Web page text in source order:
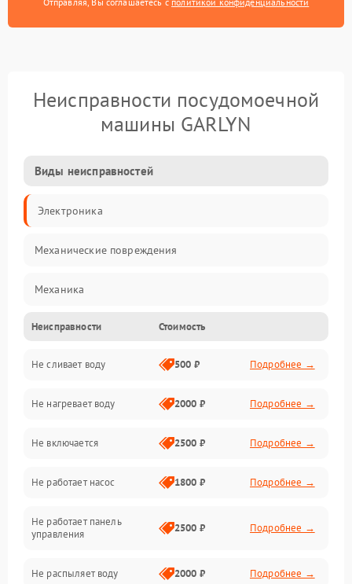
Неисправности посудомоечной
машины GARLYN
Виды неисправностей
Электроника
Механические повреждения
Механика
Управление
Электропитание
Датчики
Нагрев
Вода
Гигиена
Программное обеспечение
Неисправности Стоимость
Не сливает воду 500 ₽ Подробнее →
Не нагревает воду 2000 ₽ Подробнее →
Не включается 2500 ₽ Подробнее →
Не работает насос 1800 ₽ Подробнее →
Не работает панель
управления
2500 ₽ Подробнее →
Не распыляет воду 2000 ₽ Подробнее →